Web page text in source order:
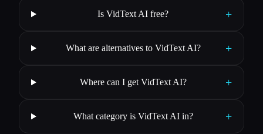
Is VidText AI free? +
What are alternatives to VidText AI? +
Where can I get VidText AI? +
What category is VidText AI in? +